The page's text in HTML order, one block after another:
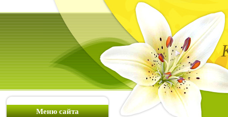
Меню сайта